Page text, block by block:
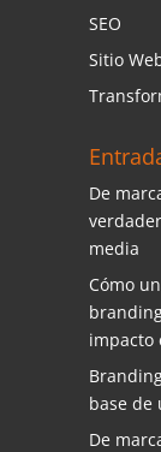
SEO
Sitio
De
media
Cómo
impacto
base de
De